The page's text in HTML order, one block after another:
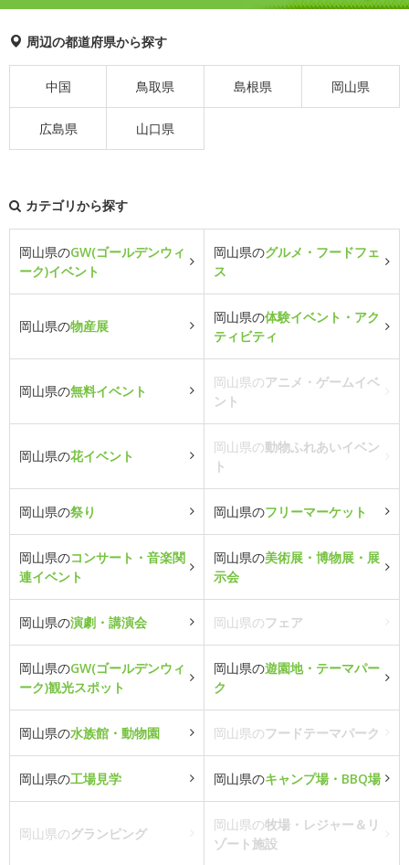
周辺の都道府県から探す
中国 鳥取県 島根県 岡山県
広島県 山口県
カテゴリから探す
岡山県のGW(ゴールデンウィ
ーク)イベント
岡山県のグルメ・フードフェ
ス
岡山県の物産展
岡山県の体験イベント・アク
ティビティ
岡山県の無料イベント
岡山県のアニメ・ゲームイベ
ント
岡山県の花イベント
岡山県の動物ふれあいイベン
ト
岡山県の祭り 岡山県のフリーマーケット
岡山県のコンサート・音楽関
連イベント
岡山県の美術展・博物展・展
示会
岡山県の演劇・講演会 岡山県のフェア
岡山県のGW(ゴールデンウィ
ーク)観光スポット
岡山県の遊園地・テーマパー
ク
岡山県の水族館・動物園 岡山県のフードテーマパーク
岡山県の工場見学 岡山県のキャンプ場・BBQ場
岡山県のグランピング
岡山県の牧場・レジャー＆リ
ゾート施設